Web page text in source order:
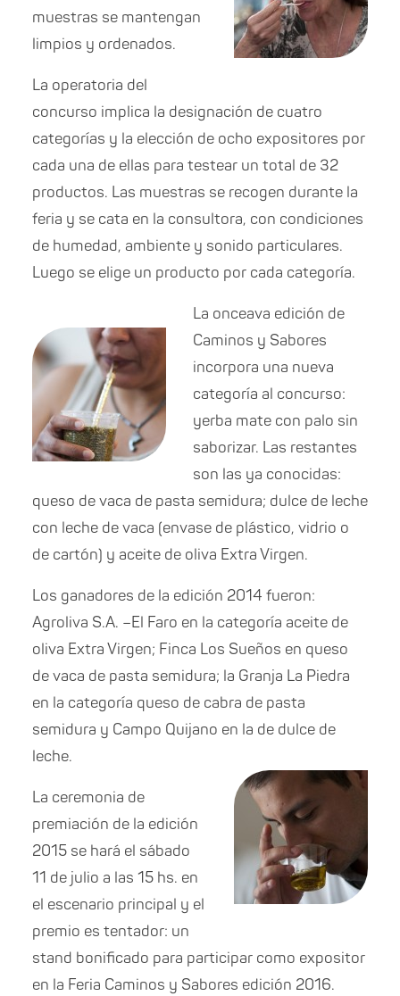
muestras se mantengan
limpios y ordenados.
La operatoria del
concurso implica la designación de cuatro
categorías y la elección de ocho expositores por
cada una de ellas para testear un total de 32
productos. Las muestras se recogen durante la
feria y se cata en la consultora, con condiciones
de humedad, ambiente y sonido particulares.
Luego se elige un producto por cada categoría.
La onceava edición de
Caminos y Sabores
incorpora una nueva
categoría al concurso:
yerba mate con palo sin
saborizar. Las restantes
son las ya conocidas:
queso de vaca de pasta semidura; dulce de leche
con leche de vaca (envase de plástico, vidrio o
de cartón) y aceite de oliva Extra Virgen.
Los ganadores de la edición 2014 fueron:
Agroliva S.A. –El Faro en la categoría aceite de
oliva Extra Virgen; Finca Los Sueños en queso
de vaca de pasta semidura; la Granja La Piedra
en la categoría queso de cabra de pasta
semidura y Campo Quijano en la de dulce de
leche.
La ceremonia de
premiación de la edición
2015 se hará el sábado
11 de julio a las 15 hs. en
el escenario principal y el
premio es tentador: un
stand bonificado para participar como expositor
en la Feria Caminos y Sabores edición 2016.